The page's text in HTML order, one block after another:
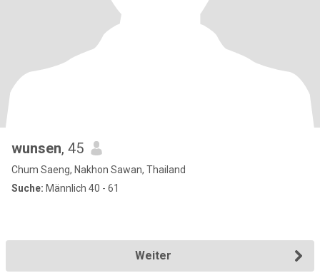
wunsen, 45
Chum Saeng, Nakhon Sawan, Thailand
Suche: Männlich 40 - 61
Weiter